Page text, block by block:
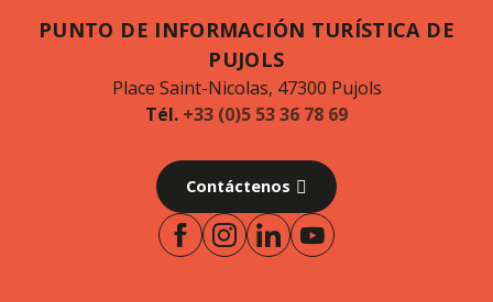
PUNTO DE INFORMACIÓN TURÍSTICA DE
PUJOLS
Place Saint-Nicolas, 47300 Pujols
Tél. +33 (0)5 53 36 78 69
Contáctenos